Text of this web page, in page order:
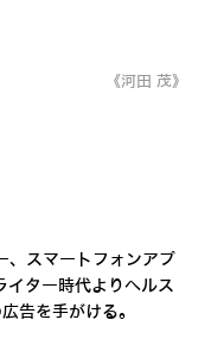
《河田 茂》
、スマートフォンアプ
イター時代よりヘルス
告を手がける。